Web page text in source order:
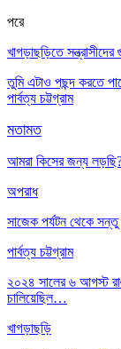
পরে
খাগড়াছড়িতে
তুমি এটাও পছন্দ করতে
পার্বত্য চট্টগ্রাম
মতামত
আমরা কিসের জন্য
অপরাধ
সাজেক পর্যটন থেকে
পার্বত্য চট্টগ্রাম
২০২৪ সালের ৬ আগস্ট
চালিয়েছিল…
খাগড়াছড়ি